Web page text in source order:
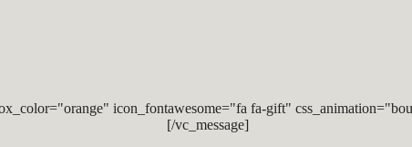
icon_fontawesome="fa fa-gift"
[/vc_message]